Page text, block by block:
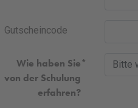
Gutscheincode
Wie haben Sie
von der Schulung
erfahren?